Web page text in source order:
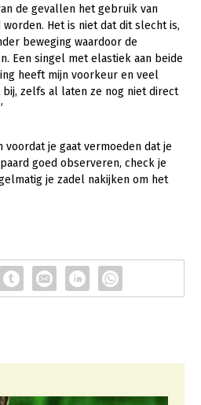
de gevallen het gebruik van
Het is niet dat dit slecht is,
beweging waardoor de
Een singel met elastiek aan beide
heeft mijn voorkeur en veel
bij, zelfs al laten ze nog niet direct
je gaat vermoeden dat je
goed observeren, check je
je zadel nakijken om het